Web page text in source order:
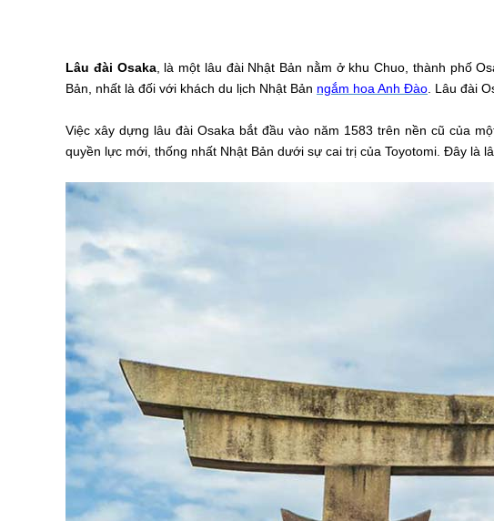
Sự lộng
Lâu đài Osaka, là một lâu đài Nhật Bản nằm ở khu Chuo, thành phố
Bản, nhất là đối với khách du lịch Nhật Bản ngắm hoa Anh Đào . Lâu đài
Việc xây dựng lâu đài Osaka bắt đầu vào năm 1583 trên nền cũ của
quyền lực mới, thống nhất Nhật Bản dưới sự cai trị của Toyotomi. Đây là